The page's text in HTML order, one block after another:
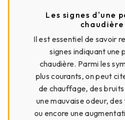
Les signes d'une
chaudière
Il est essentiel de savoir
signes indiquant une
chaudière. Parmi les
plus courants, on peut
de chauffage, des
une mauvaise odeur,
ou encore une